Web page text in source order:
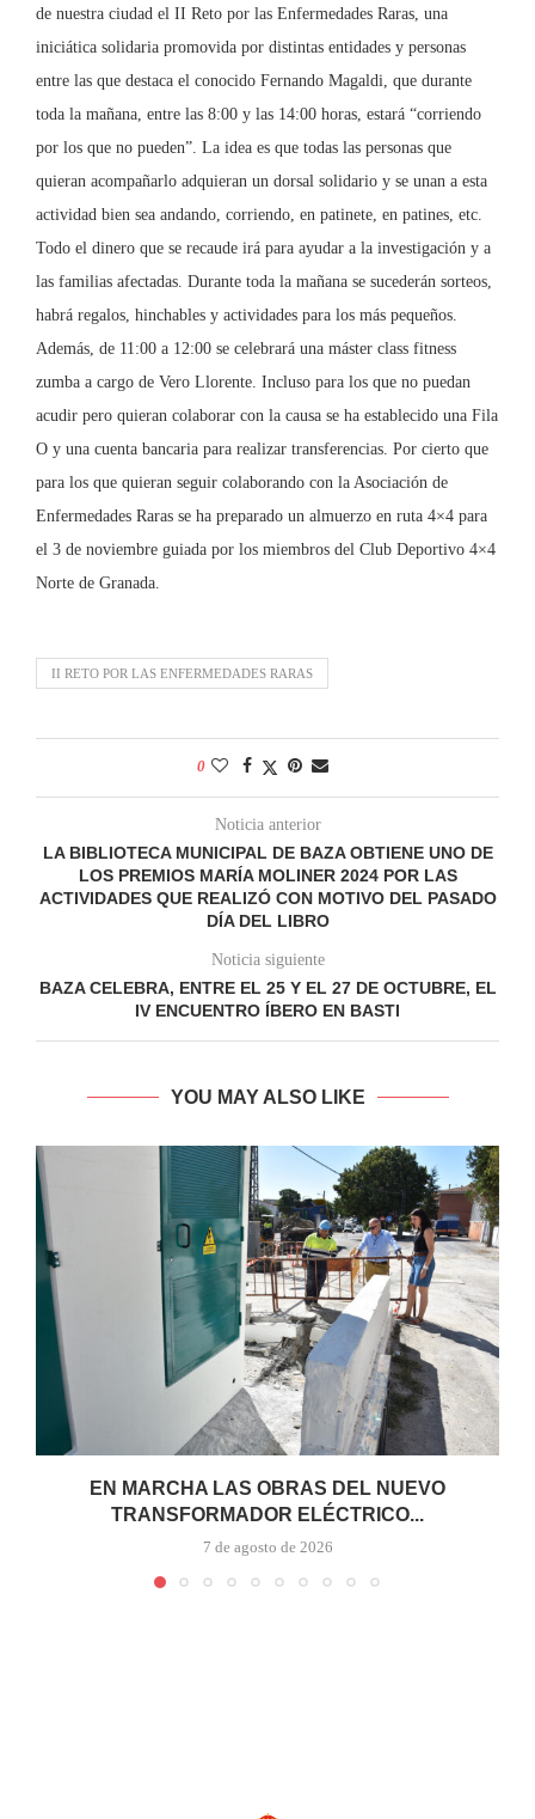
de nuestra ciudad el II Reto por las Enfermedades Raras, una
iniciática solidaria promovida por distintas entidades y personas
entre las que destaca el conocido Fernando Magaldi, que durante
toda la mañana, entre las 8:00 y las 14:00 horas, estará “corriendo
por los que no pueden”. La idea es que todas las personas que
quieran acompañarlo adquieran un dorsal solidario y se unan a esta
actividad bien sea andando, corriendo, en patinete, en patines, etc.
Todo el dinero que se recaude irá para ayudar a la investigación y a
las familias afectadas. Durante toda la mañana se sucederán sorteos,
habrá regalos, hinchables y actividades para los más pequeños.
Además, de 11:00 a 12:00 se celebrará una máster class fitness
zumba a cargo de Vero Llorente. Incluso para los que no puedan
acudir pero quieran colaborar con la causa se ha establecido una Fila
O y una cuenta bancaria para realizar transferencias. Por cierto que
para los que quieran seguir colaborando con la Asociación de
Enfermedades Raras se ha preparado un almuerzo en ruta 4×4 para
el 3 de noviembre guiada por los miembros del Club Deportivo 4×4
Norte de Granada.
II RETO POR LAS ENFERMEDADES RARAS
0
Noticia anterior
LA BIBLIOTECA MUNICIPAL DE BAZA OBTIENE UNO DE
LOS PREMIOS MARÍA MOLINER 2024 POR LAS
ACTIVIDADES QUE REALIZÓ CON MOTIVO DEL PASADO
DÍA DEL LIBRO
Noticia siguiente
BAZA CELEBRA, ENTRE EL 25 Y EL 27 DE OCTUBRE, EL
IV ENCUENTRO ÍBERO EN BASTI
YOU MAY ALSO LIKE
EN MARCHA LAS OBRAS DEL NUEVO
TRANSFORMADOR ELÉCTRICO...
7 de agosto de 2026